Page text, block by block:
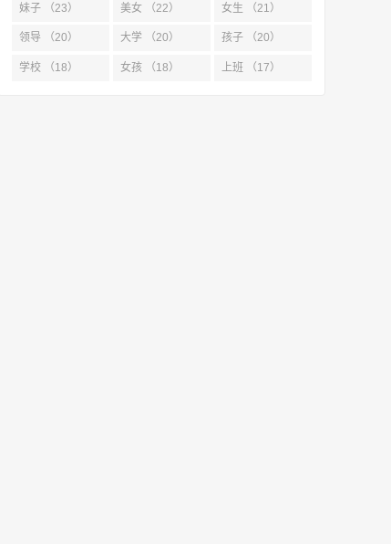
妹子 （23） 美女 （22） 女生 （21）
领导 （20） 大学 （20） 孩子 （20）
学校 （18） 女孩 （18） 上班 （17）